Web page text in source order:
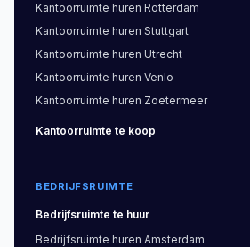
Vraag het actuele aanbod van
kantoorruimte in Laakhaven-
van RE-SEARCH voor een
gemaximaliseerd naar jouw
groottewensen.
Kantoorruimte huren Rotterdam
Kantoorruimte huren Stuttgart
Kantoorruimte huren Utrecht
Kantoorruimte huren Venlo
Kantoorruimte huren Zoetermeer
Kantoorruimte te koop
BEDRIJFSRUIMTE
Bedrijfsruimte te huur
Bedrijfsruimte huren Amsterdam